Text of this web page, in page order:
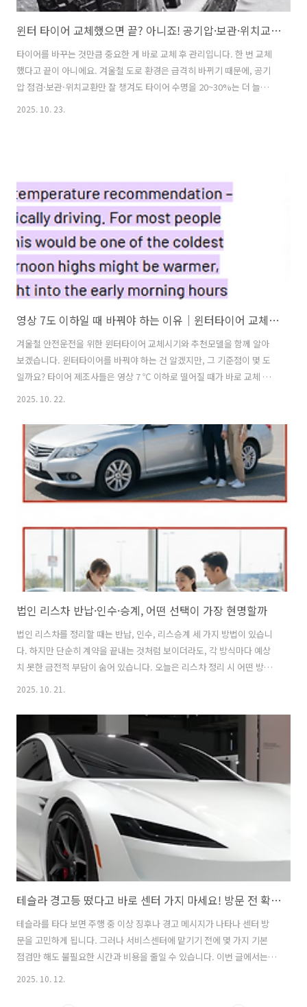
윈터 타이어 교체했으면 끝? 아니죠! 공기압·보관·위치교환 관리 꿀팁 공개
타이어를 바꾸는 것만큼 중요한 게 바로 교체 후 관리입니다. 한 번 교체
했다고 끝이 아니에요. 겨울철 도로 환경은 급격히 바뀌기 때문에, 공기
압 점검·보관·위치교환만 잘 챙겨도 타이어 수명을 20~30%는 더 늘릴
수 있습니다.윈터 타이어 교체 후 관리 꿀팁 (공기압·보관·위치교환)공
38~40psi 정도로 맞추면 됩니다.공기압이 낮으면 → 연비 저하, 마모 증
가, 제동거리 길어짐공기압이 너무 높으면 → 승차감 저하, 트랙션..
2025. 10. 23.
영상 7도 이하일 때 바꿔야 하는 이유｜윈터타이어 교체시기
겨울철 안전운전을 위한 윈터타이어 교체시기와 추천모델을 함께 알아
보겠습니다. 윈터타이어를 바꿔야 하는 건 알겠지만, 그 기준점이 몇 도
일까요? 타이어 제조사들은 영상 7 ℃ 이하로 떨어질 때가 바로 교체 타
이밍이라고 말합니다. 어떤 모델이 좋은지 TOP 5를 통해 정리해드립니
야 하는 이유｜윈터타이어 교체시기윈터타이어 교체시기, 왜 영상 7 ℃
이하가 중요한가겨울철 도로 위에서 안전하게 운전하려면 교체 타이밍
을 놓치면 안 됩니다. 일반 타이어의 고무는 기온이 내려가면 경직되어
제동거리와 그립이 나빠지는데, 특히 영상 7 ℃ 이하로 떨어지면 이 현상
이 뚜렷해집니다. 실제로 Nokian 자문자료에 따르면 “영상 7 ℃ (약 45
2025. 10. 22.
법인 리스차 반납·인수·승계, 어떤 선택이 가장 현명할까
법인 리스차를 정리할 때는 반납, 인수, 리스승계 세 가지 방법이 있습니
다. 하지만 단순히 계약을 끝내는 것처럼 보이더라도, 각 방식마다 예상
치 못한 금전적 부담이 숨어 있습니다. 오늘은 리스차 정리 시 어떤 방법
실리스차 반납은 가장 간단해 보이는 방법이지만, 실제로는 리스 위약금
이라는 높은 장벽이 기다리고 있습니다. 캐피탈사마다 위약금 청구 기준
은 다르지만, 대부분 남은 미회수 원금의 35~65%를 위약금으로 요구합
니다. 예를 들어 5천만 원 상당의 차량에 3천만 원의 잔여 원금이 남았다
면, 최대 2천만 원 가까운 위약금이 발생할 수 있습니다.즉, 차량가가 높
을수록..
2025. 10. 21.
테슬라 경고등 떴다고 바로 센터 가지 마세요! 방문 전 확인해야 할 핵심 체크리스트
테슬라를 타다 보면 주행 중 이상 징후나 경고 메시지가 나타나 센터 방
문을 고민하게 됩니다. 그러나 서비스센터에 맡기기 전에 몇 가지 기본
점검만 해도 불필요한 시간과 비용을 줄일 수 있습니다. 이번 글에서는
테슬라 서비스센터 방문 전 반드시 확인해야 할 핵심 체크리스트를 알아
2025. 10. 12.